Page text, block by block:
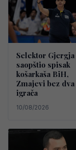
Selektor Gjergja
saopštio spisak
košarkaša BiH,
Zmajevi bez dva
igrača
10/08/2026